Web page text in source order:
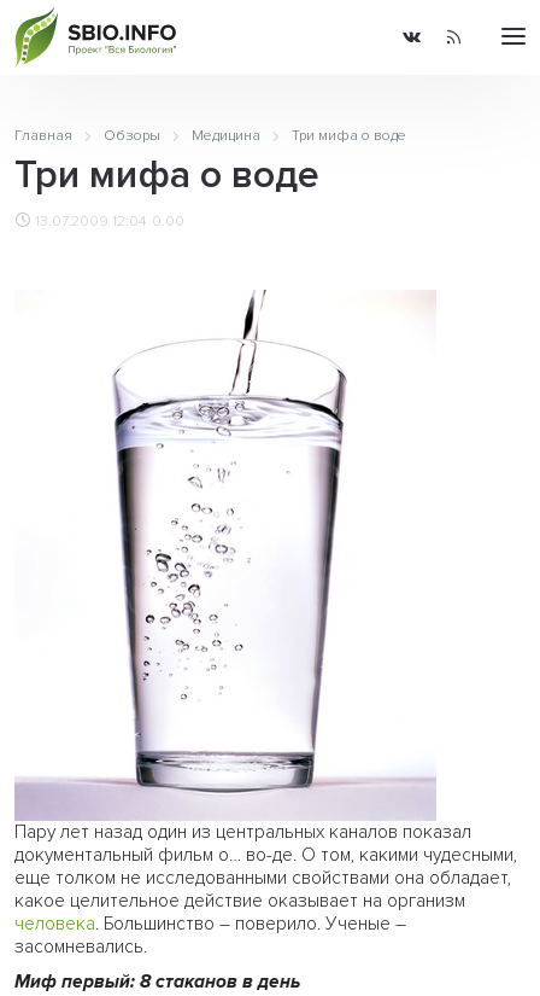
Главная Обзоры Медицина Три мифа о воде
Три мифа о воде
13.07.2009 12:04 0.00
Пару лет назад один из центральных каналов показал
документальный фильм о… во-де. О том, какими чудесными,
еще толком не исследованными свойствами она обладает,
какое целительное действие оказывает на организм
человека. Большинство – поверило. Ученые –
засомневались.
Миф первый: 8 стаканов в день